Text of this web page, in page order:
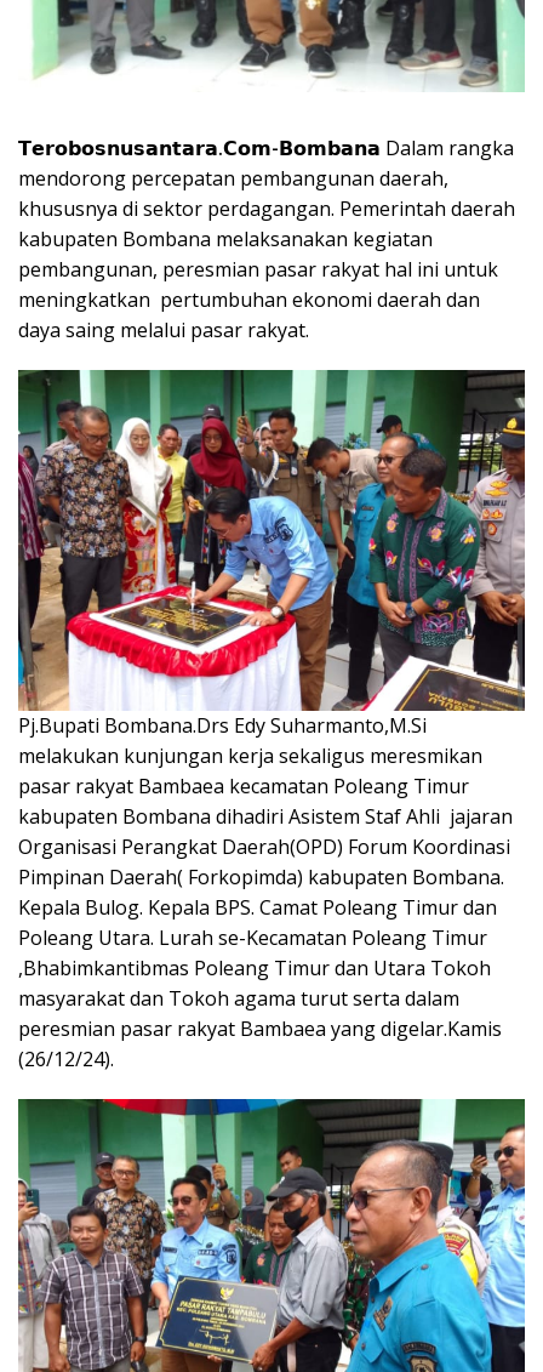
𝗧𝗲𝗿𝗼𝗯𝗼𝘀𝗻𝘂𝘀𝗮𝗻𝘁𝗮𝗿𝗮.𝗖𝗼𝗺-𝗕𝗼𝗺𝗯𝗮𝗻𝗮 Dalam rangka
mendorong percepatan pembangunan daerah,
khususnya di sektor perdagangan. Pemerintah daerah
kabupaten Bombana melaksanakan kegiatan
pembangunan, peresmian pasar rakyat hal ini untuk
meningkatkan pertumbuhan ekonomi daerah dan
daya saing melalui pasar rakyat.
Pj.Bupati Bombana.Drs Edy Suharmanto,M.Si
melakukan kunjungan kerja sekaligus meresmikan
pasar rakyat Bambaea kecamatan Poleang Timur
kabupaten Bombana dihadiri Asistem Staf Ahli jajaran
Organisasi Perangkat Daerah(OPD) Forum Koordinasi
Pimpinan Daerah( Forkopimda) kabupaten Bombana.
Kepala Bulog. Kepala BPS. Camat Poleang Timur dan
Poleang Utara. Lurah se-Kecamatan Poleang Timur
,Bhabimkantibmas Poleang Timur dan Utara Tokoh
masyarakat dan Tokoh agama turut serta dalam
peresmian pasar rakyat Bambaea yang digelar.Kamis
(26/12/24).